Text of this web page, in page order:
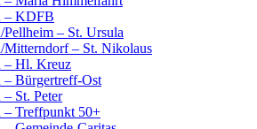
– KDFB
Pellheim – St. Ursula
Mitterndorf – St. Nikolaus
– Hl. Kreuz
– Bürgertreff-Ost
– St. Peter
– Treffpunkt 50+